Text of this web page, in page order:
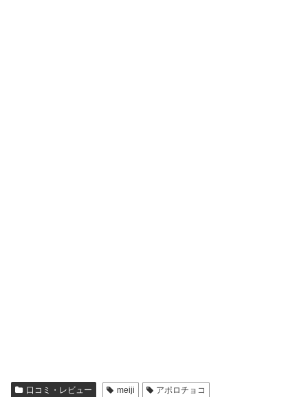
口コミ・レビュー meiji
アポロチョコ